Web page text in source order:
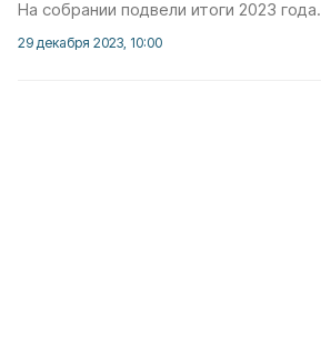
На собрании подвели итоги 2023 года.
29 декабря 2023, 10:00